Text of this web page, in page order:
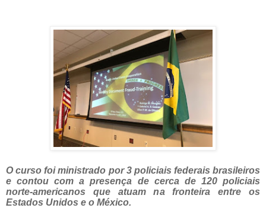
O curso foi ministrado por 3 policiais federais brasileiros
e contou com a presença de cerca de 120 policiais
norte-americanos que atuam na fronteira entre os
Estados Unidos e o México.